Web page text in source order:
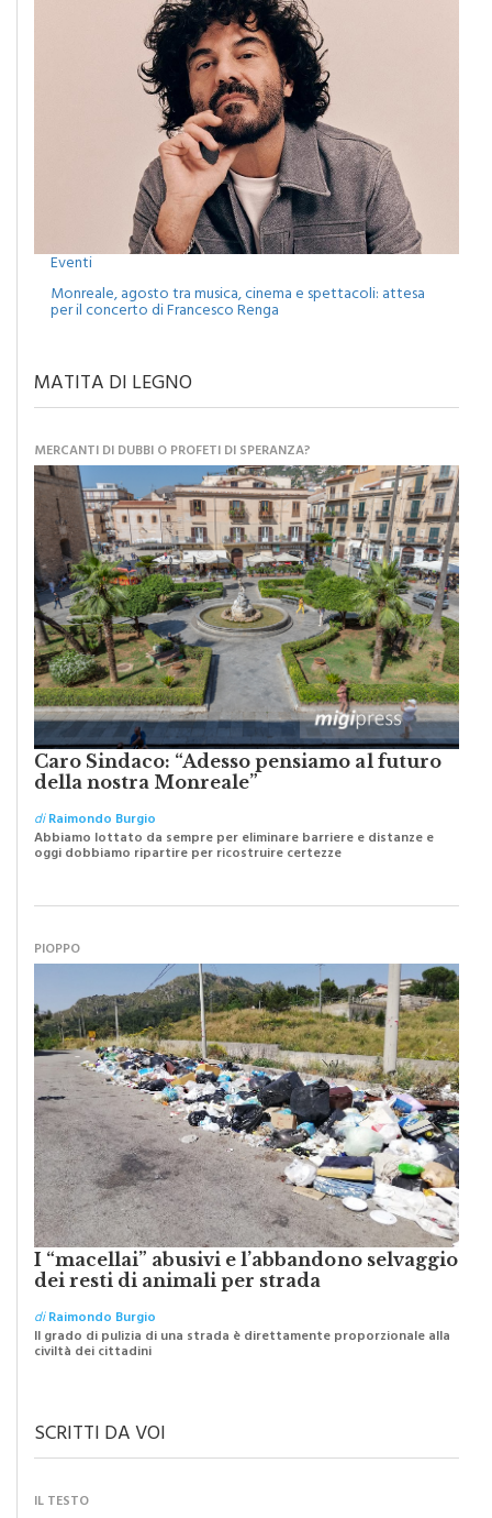
Eventi
Monreale, agosto tra musica, cinema e spettacoli: attesa
MATITA DI LEGNO
MERCANTI DI DUBBI O PROFETI DI SPERANZA?
Caro Sindaco: “Adesso pensiamo al futuro
della nostra Monreale”
diRaimondo Burgio
I “macellai” abusivi e l’abbandono selvaggio
dei resti di animali per strada
diRaimondo Burgio
SCRITTI DA VOI